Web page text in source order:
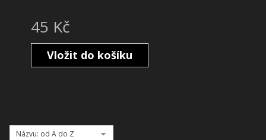
45 Kč
Vložit do košíku
Názvu: od A do Z